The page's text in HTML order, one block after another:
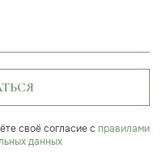
своё согласие с правилами
данных